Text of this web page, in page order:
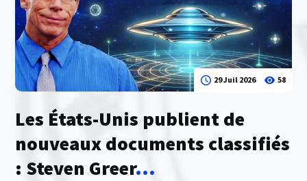
29 Juil 2026 58
Les États-Unis publient de
nouveaux documents classifiés
: Steven Greer...